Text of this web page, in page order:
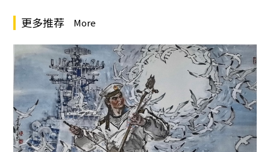
更多推荐 More